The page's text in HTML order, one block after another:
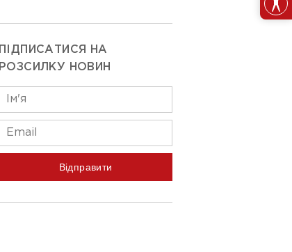
ПІДПИСАТИСЯ НА
РОЗСИЛКУ НОВИН
Відправити